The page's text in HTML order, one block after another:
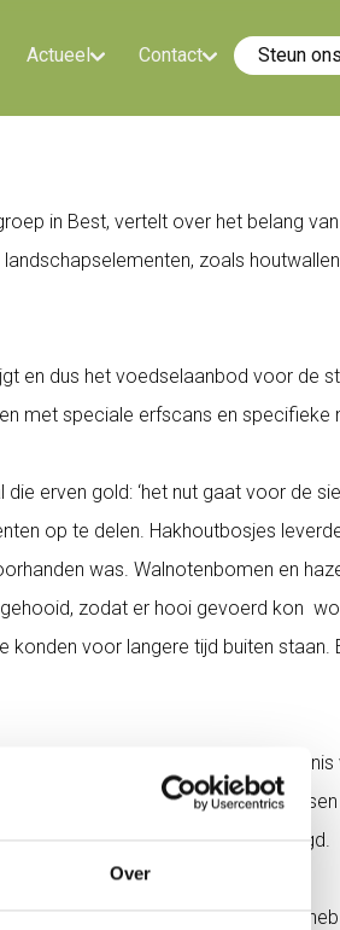
Over
Actueel Contact Steun ons
in Best, vertelt over het belang
zoals
en dus het voedselaanbod voor de
met speciale erfscans en specifieke
erven gold: ‘het nut gaat voor de
op te delen. Hakhoutbosjes
was. Walnotenbomen en
zodat er hooi gevoerd kon
voor langere tijd buiten staan.
hebben we toen met de
van een historisch erf, 2) mensen
voor een muizenruiter thuis bezorgd.
met de schoren erin gestoken,